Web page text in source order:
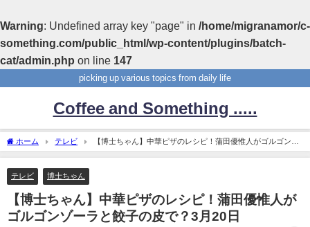
Warning: Undefined array key "page" in /home/migranamor/c-
something.com/public_html/wp-content/plugins/batch-
cat/admin.php on line 147
picking up various topics from daily life
Coffee and Something .....
ホーム テレビ
【博士ちゃん】中華ピザのレシピ！蒲田優惟人がゴルゴンゾ
ーラと餃子の皮で？3月20日
テレビ 博士ちゃん
【博士ちゃん】中華ピザのレシピ！蒲田優惟人が
ゴルゴンゾーラと餃子の皮で？3月20日